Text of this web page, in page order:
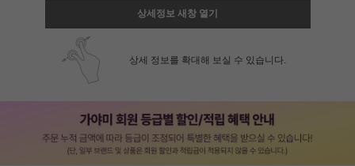
상세정보 새창 열기
상세 정보를 확대해 보실 수 있습니다.